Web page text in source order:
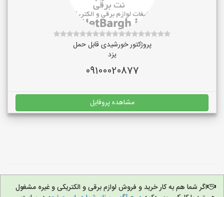
پروژکتور خورشیدی قابل حمل
یزد
09100020877
مشاهده پروفایل
اگر شما هم به کار خرید و فروش لوازم برقی و الکتریکی و غیره مشغول